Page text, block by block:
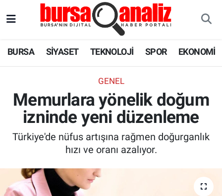
BURSA SİYASET TEKNOLOJİ SPOR EKONOMİ
GENEL
Memurlara yönelik doğum
izninde yeni düzenleme
Türkiye'de nüfus artışına rağmen doğurganlık
hızı ve oranı azalıyor.
SPOR
EKONOMİ
ASTROLOJİ
Süper Lig Puan Durumu ve Fikstür
Tüm Manşetler
Haber Arşivi